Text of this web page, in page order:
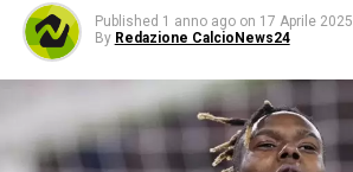
Published 1 anno ago on 17 Aprile 2025
By Redazione CalcioNews24